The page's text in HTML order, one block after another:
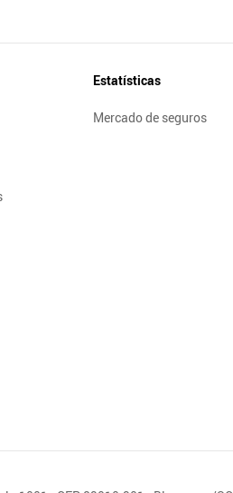
Estatísticas
Mercado de seguros